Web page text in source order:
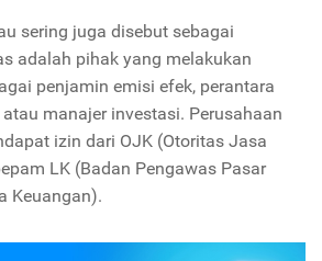
sering juga disebut sebagai
adalah pihak yang melakukan
penjamin emisi efek, perantara
manajer investasi. Perusahaan
izin dari OJK (Otoritas Jasa
LK (Badan Pengawas Pasar
Keuangan).